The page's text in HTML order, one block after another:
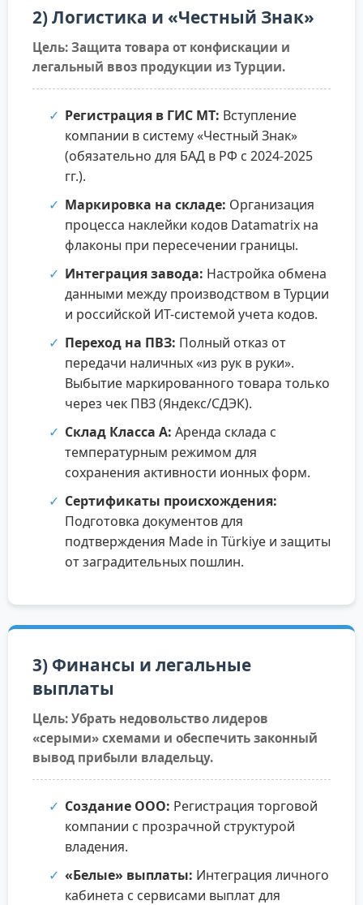
2) Логистика и «Честный Знак»
Цель: Защита товара от конфискации и
легальный ввоз продукции из Турции.
Регистрация в ГИС МТ: Вступление
компании в систему «Честный Знак»
(обязательно для БАД в РФ с 2024-2025
гг.).
Маркировка на складе: Организация
процесса наклейки кодов Datamatrix на
флаконы при пересечении границы.
Интеграция завода: Настройка обмена
данными между производством в Турции
и российской ИТ-системой учета кодов.
Переход на ПВЗ: Полный отказ от
передачи наличных «из рук в руки».
Выбытие маркированного товара только
через чек ПВЗ (Яндекс/СДЭК).
Склад Класса А: Аренда склада с
температурным режимом для
сохранения активности ионных форм.
Сертификаты происхождения:
Подготовка документов для
подтверждения Made in Türkiye и защиты
от заградительных пошлин.
3) Финансы и легальные
выплаты
Цель: Убрать недовольство лидеров
«серыми» схемами и обеспечить законный
вывод прибыли владельцу.
Создание ООО: Регистрация торговой
компании с прозрачной структурой
владения.
«Белые» выплаты: Интеграция личного
кабинета с сервисами выплат для